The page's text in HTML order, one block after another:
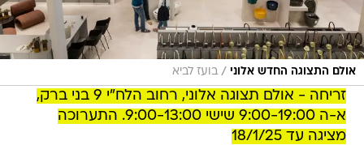
אולם התצוגה החדש אלוני / בועז לביא
זריחה - אולם תצוגה אלוני, רחוב הלח"י 9 בני ברק,
א-ה 9:00-19:00 שישי 9:00-13:00. התערוכה
מציגה עד 18/1/25